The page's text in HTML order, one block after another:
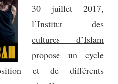
30 juillet 2017,
l’Institut des
cultures d’Islam
propose un cycle
et de différents